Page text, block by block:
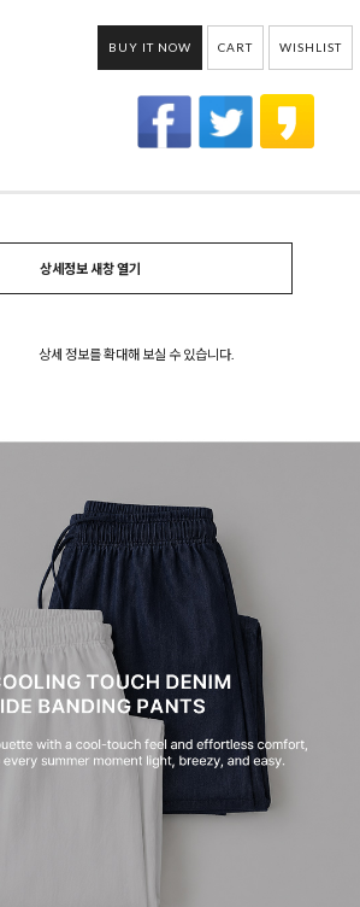
BUY IT NOW CART WISHLIST
상세정보 새창 열기
상세 정보를 확대해 보실 수 있습니다.